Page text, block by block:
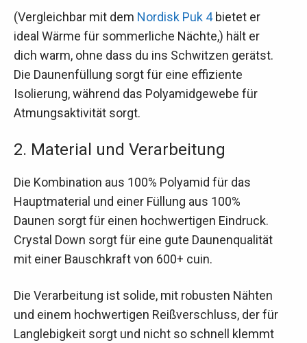
(Vergleichbar mit dem Nordisk Puk 4bietet er
ideal Wärme für sommerliche Nächte,) hält er
dich warm, ohne dass du ins Schwitzen gerätst.
Die Daunenfüllung sorgt für eine effiziente
Isolierung, während das Polyamidgewebe für
Atmungsaktivität sorgt.
2. Material und Verarbeitung
Die Kombination aus 100% Polyamid für das
Hauptmaterial und einer Füllung aus 100%
Daunen sorgt für einen hochwertigen Eindruck.
Crystal Down sorgt für eine gute Daunenqualität
mit einer Bauschkraft von 600+ cuin.
Die Verarbeitung ist solide, mit robusten Nähten
und einem hochwertigen Reißverschluss, der für
Langlebigkeit sorgt und nicht so schnell klemmt